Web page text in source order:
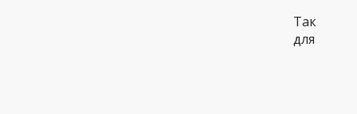
Так
для